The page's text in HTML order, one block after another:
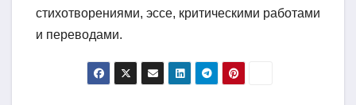
стихотворениями, эссе, критическими работами
и переводами.